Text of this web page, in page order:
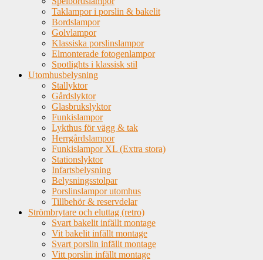
Taklampor i porslin & bakelit
Bordslampor
Golvlampor
Klassiska porslinslampor
Elmonterade fotogenlampor
Spotlights i klassisk stil
Utomhusbelysning
Stallyktor
Gårdslyktor
Glasbrukslyktor
Funkislampor
Lykthus för vägg & tak
Herrgårdslampor
Funkislampor XL (Extra stora)
Stationslyktor
Infartsbelysning
Belysningsstolpar
Porslinslampor utomhus
Tillbehör & reservdelar
Strömbrytare och eluttag (retro)
Svart bakelit infällt montage
Vit bakelit infällt montage
Svart porslin infällt montage
Vitt porslin infällt montage